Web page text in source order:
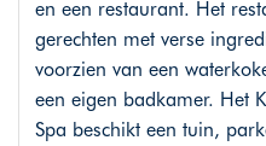
en een restaurant. Het
gerechten met verse
voorzien van een
een eigen badkamer. Het
Spa beschikt een tuin,